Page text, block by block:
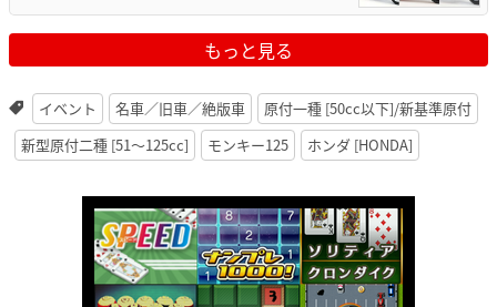
もっと見る
イベント 名車／旧車／絶版車
原付一種 [50cc以下]/新基準原付
新型原付二種 [51〜125cc]
モンキー125 ホンダ [HONDA]